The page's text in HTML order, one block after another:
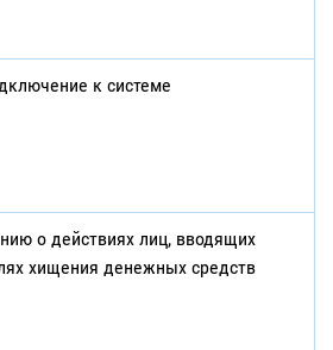
к системе
о действиях лиц, вводящих
хищения денежных средств